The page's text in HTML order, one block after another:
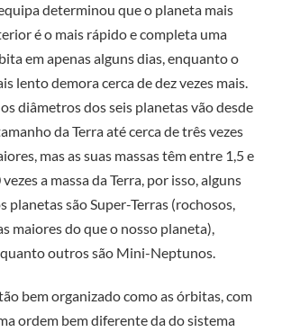
determinou que o planeta mais
é o mais rápido e completa uma
em apenas alguns dias, enquanto o
lento demora cerca de dez vezes mais.
os diâmetros dos seis planetas vão desde
da Terra até cerca de três vezes
mas as suas massas têm entre 1,5 e
vezes a massa da Terra, por isso, alguns
planetas são Super-Terras (rochosos,
maiores do que o nosso planeta),
outros são Mini-Neptunos.
bem organizado como as órbitas, com
ordem bem diferente da do sistema